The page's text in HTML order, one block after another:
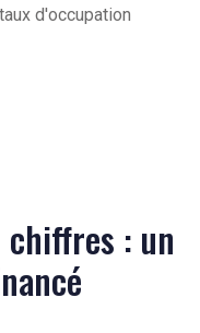
d'occupation
chiffres : un